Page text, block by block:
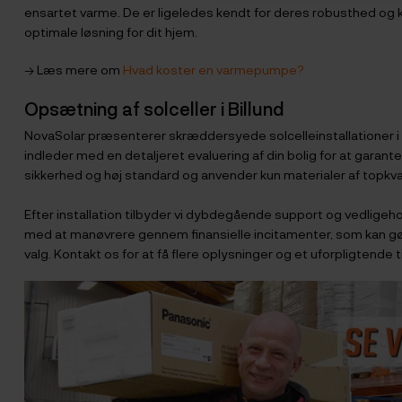
ensartet varme. De er ligeledes kendt for deres robusthed
optimale løsning for dit hjem.
→ Læs mere om Hvad koster en varmepumpe?
Opsætning af solceller i Billund
NovaSolar præsenterer skræddersyede solcelleinstallationer i
indleder med en detaljeret evaluering af din bolig for at
sikkerhed og høj standard og anvender kun materialer af
Efter installation tilbyder vi dybdegående support og
med at manøvrere gennem finansielle incitamenter, som kan
valg. Kontakt os for at få flere oplysninger og et uforpligtende